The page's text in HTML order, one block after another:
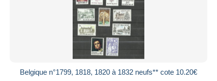
Belgique n°1799, 1818, 1820 à 1832 neufs** cote 10.20€